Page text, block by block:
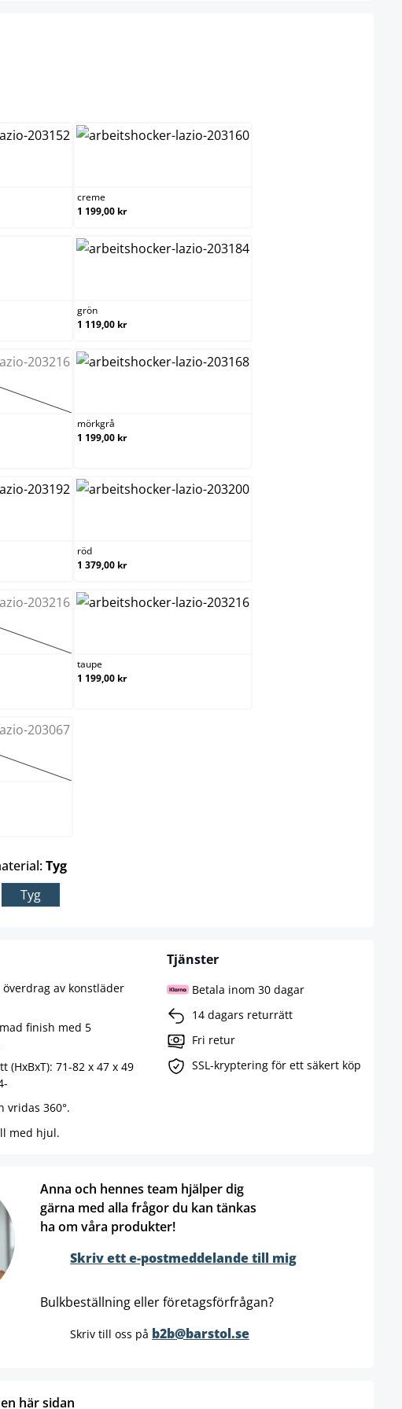
är för närvarande inte tillgängligt.)
creme
1 199,00 kr
grön
1 119,00 kr
här alternativet är för närvarande inte tillgängligt.)
mörkgrå
1 199,00 kr
röd
1 379,00 kr
här alternativet är för närvarande inte tillgängligt.)
taupe
1 199,00 kr
här alternativet är för närvarande inte tillgängligt.)
Tygselect
Tyg
av konstläder
finish med 5
(HxBxT): 71-82 x 47 x 49
vridas 360°.
med hjul.
Tjänster
Betala inom 30 dagar
14 dagars returrätt
Fri retur
SSL-kryptering för ett säkert köp
Anna och hennes team hjälper dig
gärna med alla frågor du kan tänkas
ha om våra produkter!
Skriv ett e-postmeddelande till mig
Bulkbeställning eller företagsförfrågan?
Skriv till oss på b2b@barstol.se
här sidan